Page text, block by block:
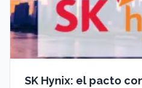
SK Hynix: el pacto